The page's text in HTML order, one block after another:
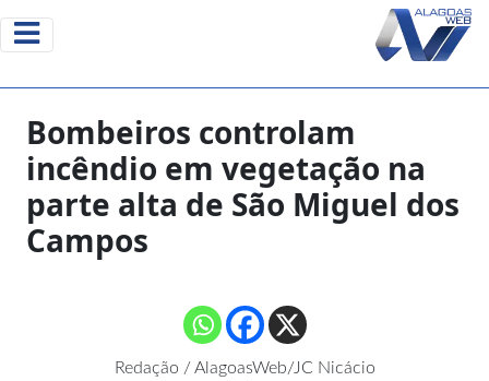
Bombeiros controlam
incêndio em vegetação na
parte alta de São Miguel dos
Campos
Redação / AlagoasWeb/JC Nicácio